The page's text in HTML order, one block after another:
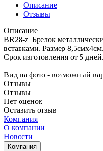
Описание
Отзывы
Описание
BR28-z Брелок
вставками. Размер 8,5смх4см.
Срок изготовления от 5 дней.
Вид на фото - возможный
Отзывы
Отзывы
Нет оценок
Оставить отзыв
Компания
О компании
Новости
Компания